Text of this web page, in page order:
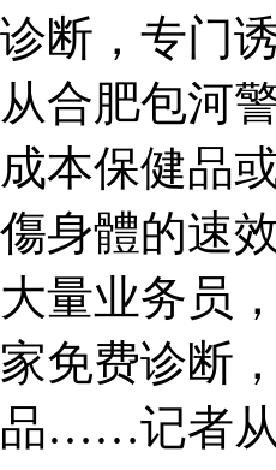
诊断，专门
从合肥包河
成本保健品
傷身體的速
大量业务员
家免费诊断
品……记者从